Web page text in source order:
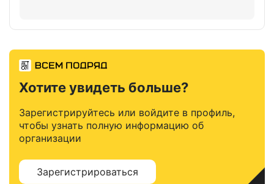
Хотите увидеть больше?
Зарегистрируйтесь или войдите в профиль,
чтобы узнать полную информацию об
организации
Зарегистрироваться